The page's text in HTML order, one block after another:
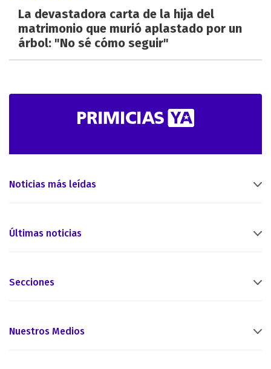
La devastadora carta de la hija del
matrimonio que murió aplastado por un
árbol: "No sé cómo seguir"
Noticias más leídas
Últimas noticias
Secciones
Nuestros Medios